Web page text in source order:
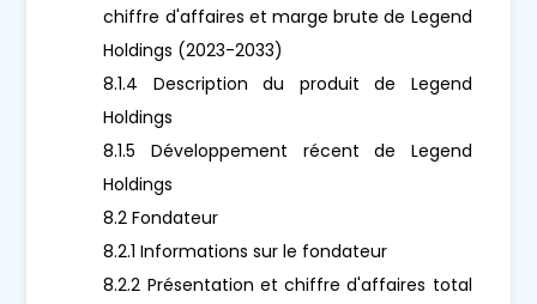
chiffre d'affaires et marge brute de Legend
Holdings (2023-2033)
8.1.4 Description du produit de Legend
Holdings
8.1.5 Développement récent de Legend
Holdings
8.2 Fondateur
8.2.1 Informations sur le fondateur
8.2.2 Présentation et chiffre d'affaires total